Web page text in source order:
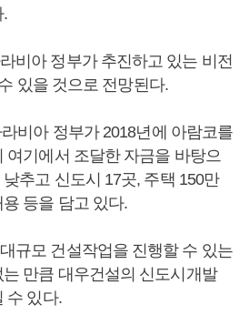
.
비아 정부가 추진하고 있는 비전
있을 것으로 전망된다.
비아 정부가 2018년에 아람코를
여기에서 조달한 자금을 바탕으
추고 신도시 17곳, 주택 150만
등을 담고 있다.
규모 건설작업을 진행할 수 있는
만큼 대우건설의 신도시개발
수 있다.